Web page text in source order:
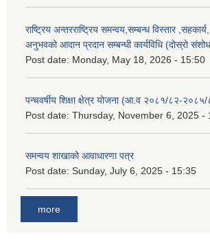
राष्ट्रिय अन्तरराष्ट्रिय समन्वय,सम्बन्ध विस्तार
अनुभवको आदान प्रदान सम्बन्धी कार्यविधि (दोस्रो
Post date: Monday, May 18, 2026 - 15:50
पन्चवर्षीय शिक्षा क्षेत्र योजना (आ.व २०८१/८२-
Post date: Thursday, November 6, 2025 -
समन्वय शाखाको आवाधारणा पत्र
Post date: Sunday, July 6, 2025 - 15:35
more